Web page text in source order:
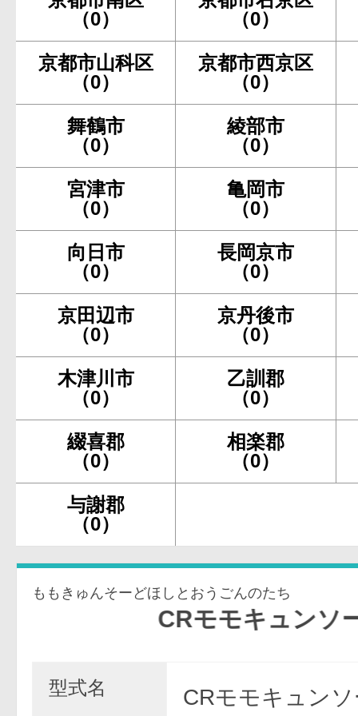
（0）
（0）
京都市山科区
（0）
京都市西京区
（0）
舞鶴市
（0）
綾部市
（0）
宮津市
（0）
亀岡市
（0）
向日市
（0）
長岡京市
（0）
京田辺市
（0）
京丹後市
（0）
木津川市
（0）
乙訓郡
（0）
綴喜郡
（0）
相楽郡
（0）
与謝郡
（0）
ももきゅんそーどほしとおうごんのたち
CRモモキュンソード〜
型式名 CRモモキュン